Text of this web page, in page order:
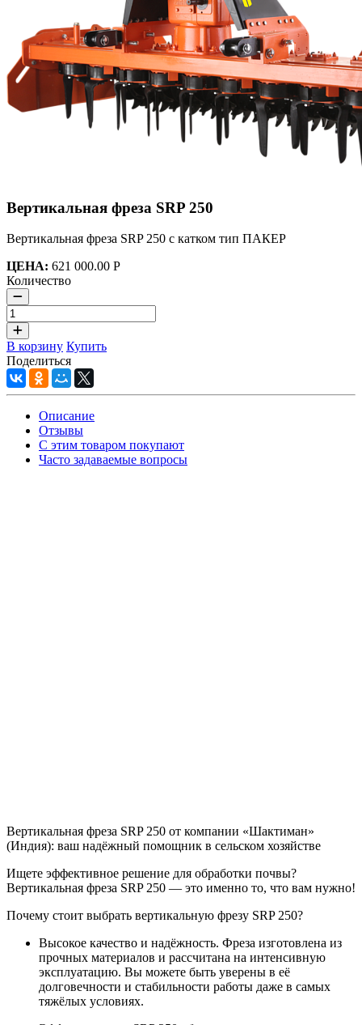
Вертикальная фреза SRP 250
Вертикальная фреза SRP 250 с катком тип ПАКЕР
ЦЕНА: 621 000.00 Р
Количество
В корзину Купить
Поделиться
Описание
Отзывы
С этим товаром покупают
Часто задаваемые вопросы
Вертикальная фреза SRP 250 от компании «Шактиман»
(Индия): ваш надёжный помощник в сельском хозяйстве
Ищете эффективное решение для обработки почвы?
Вертикальная фреза SRP 250 — это именно то, что вам нужно!
Почему стоит выбрать вертикальную фрезу SRP 250?
Высокое качество и надёжность. Фреза изготовлена из
прочных материалов и рассчитана на интенсивную
эксплуатацию. Вы можете быть уверены в её
долговечности и стабильности работы даже в самых
тяжёлых условиях.